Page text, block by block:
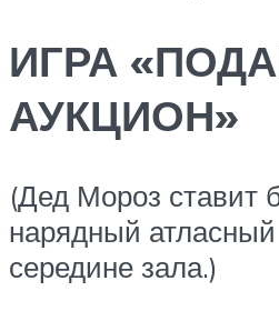
ИГРА
АУКЦИОН»
(Дед Мороз ставит
нарядный
середине зала.)